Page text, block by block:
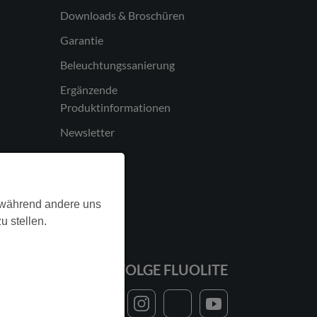
Downloads & Broschüren
Garantie
Beleuchtungssanierung
Ergänzende
Produktinformationen
Newsletter
FOLGE FLUOLITE
andere uns
stellen.